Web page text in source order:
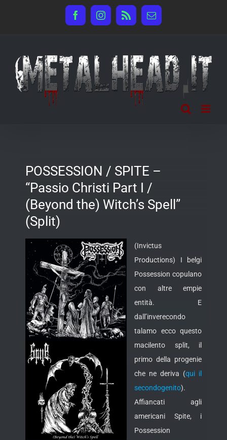
FacebookInstagram
Rss Email
POSSESSION / SPITE –
“Passio Christi Part I /
(Beyond the) Witch’s Spell”
(Split)
(Invictus
Productions) I belgi
Possession copulano
con altre empie
entità. E
dall’inverecondo
talamo ecco questo
macilento split, il
primo della progenie
che ne deriva (qui il
secondogenito).
Affiancati agli
americani Spite, i
Possession